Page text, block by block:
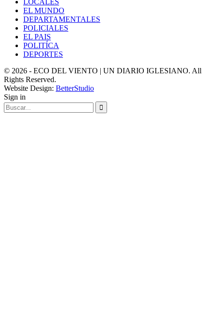
LOCALES
EL MUNDO
DEPARTAMENTALES
POLICIALES
EL PAIS
POLITÍCA
DEPORTES
© 2026 - ECO DEL VIENTO | UN DIARIO IGLESIANO. All
Rights Reserved.
Website Design: BetterStudio
Sign in